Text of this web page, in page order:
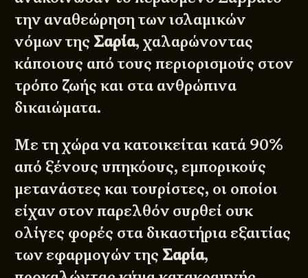
την αναθεώρηση των ισλαμικών
νόμων της Σαρία, χαλαρώνοντας
κάποιους από τους περιορισμούς στον
τρόπο ζωής και στα ανθρώπινα
δικαιώματα.
Με τη χώρα να κατοικείται κατά 90%
από ξένους υπηκόους, εμπορικούς
μετανάστες και τουρίστες, οι οποίοι
είχαν στον παρελθόν συρθεί ουκ
ολίγες φορές στα δικαστήρια εξαιτίας
των εφαρμογών της Σαρία,